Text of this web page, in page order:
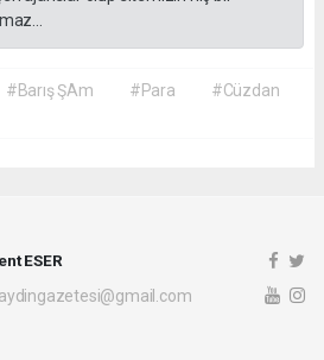
#Barış ŞAm #Para
#Cüzdan
ESER